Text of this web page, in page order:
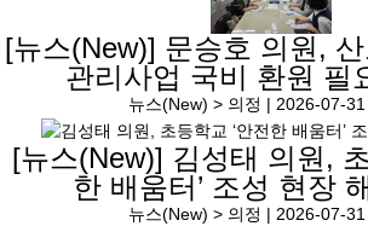
[뉴스(New)] 문승호 의원,
관리사업 국비 환원 필
뉴스(New) > 의정 | 2026-07-
[뉴스(New)] 김성태 의원,
한 배움터’ 조성 현장
뉴스(New) > 의정 | 2026-07-